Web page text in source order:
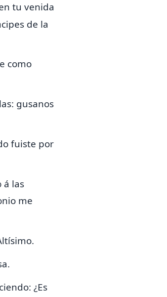
tu venida
de la
como
gusanos
fuiste por
á las
me
¿Es